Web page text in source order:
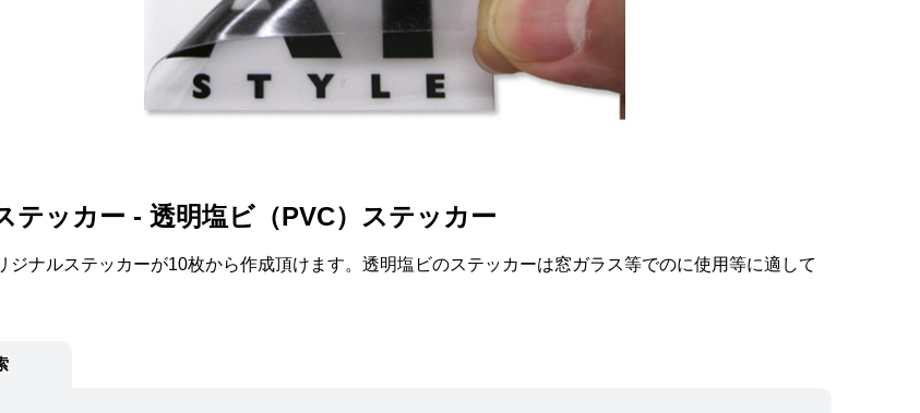
テッカー - 透明塩ビ（PVC）ステッカー
ジナルステッカーが10枚から作成頂けます。透明塩ビのステッカーは窓ガラス等でのに使用等に適して